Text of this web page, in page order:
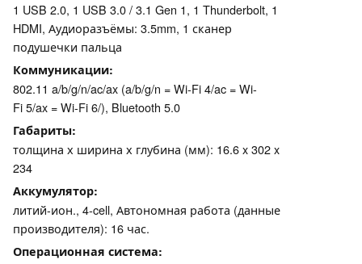
1 USB 2.0, 1 USB 3.0 / 3.1 Gen 1, 1 Thunderbolt, 1
HDMI, Аудиоразъёмы: 3.5mm, 1 сканер
подушечки пальца
Коммуникации
802.11 a/b/g/n/ac/ax (a/b/g/n = Wi-Fi 4/ac = Wi-
Fi 5/ax = Wi-Fi 6/), Bluetooth 5.0
Габариты
толщина х ширина х глубина (мм): 16.6 x 302 x
234
Аккумулятор
литий-ион., 4-cell, Автономная работа (данные
производителя): 16 час.
Операционная система